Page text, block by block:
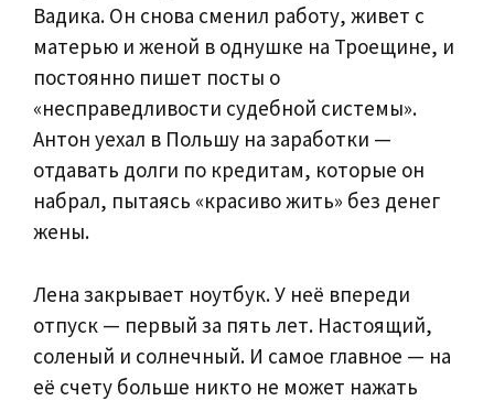
Вадика. Он снова сменил работу, живет с
матерью и женой в однушке на Троещине, и
постоянно пишет посты о
«несправедливости судебной системы».
Антон уехал в Польшу на заработки —
отдавать долги по кредитам, которые он
набрал, пытаясь «красиво жить» без денег
жены.
Лена закрывает ноутбук. У неё впереди
отпуск — первый за пять лет. Настоящий,
соленый и солнечный. И самое главное — на
её счету больше никто не может нажать